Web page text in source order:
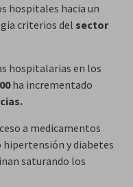
hospitales hacia un
criterios del sector
hospitalarias en los
ha incrementado
a medicamentos
hipertensión y diabetes
saturando los